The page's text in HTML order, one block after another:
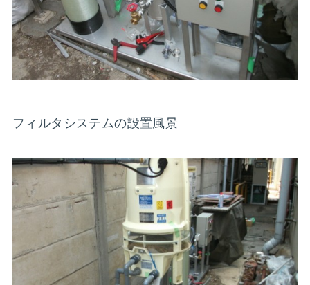
フィルタシステムの設置風景